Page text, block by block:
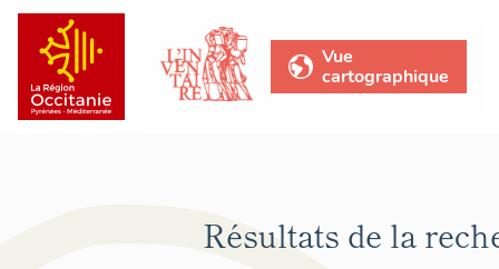
Vue
cartographique
Résultats de la